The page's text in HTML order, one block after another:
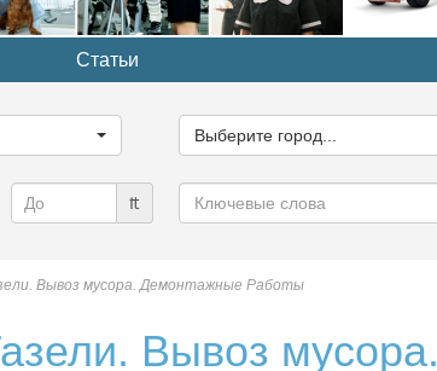
Статьи
город...
Выберите город...
₶
Ключевые
слова
Вывоз мусора. Демонтажные Работы
Вывоз мусора.